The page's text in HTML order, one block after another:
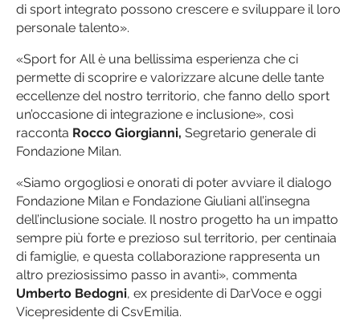
di sport integrato possono crescere e sviluppare il loro
personale talento».
«Sport for All è una bellissima esperienza che ci
permette di scoprire e valorizzare alcune delle tante
eccellenze del nostro territorio, che fanno dello sport
un’occasione di integrazione e inclusione», così
racconta Rocco Giorgianni, Segretario generale di
Fondazione Milan.
«Siamo orgogliosi e onorati di poter avviare il dialogo
Fondazione Milan e Fondazione Giuliani all’insegna
dell’inclusione sociale. Il nostro progetto ha un impatto
sempre più forte e prezioso sul territorio, per centinaia
di famiglie, e questa collaborazione rappresenta un
altro preziosissimo passo in avanti», commenta
Umberto Bedogni, ex presidente di DarVoce e oggi
Vicepresidente di CsvEmilia.